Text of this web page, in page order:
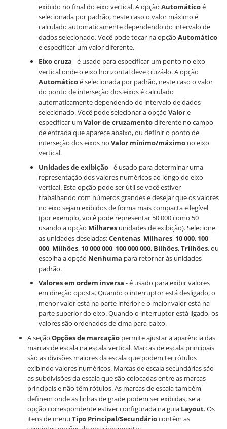
exibido no final do eixo vertical. A opção Automáticoé
selecionada por padrão, neste caso o valor máximo é
calculado automaticamente dependendo do intervalo de
dados selecionado. Você pode tocar na opção Automático
e especificar um valor diferente.
Eixo cruza - é usado para especificar um ponto no eixo
vertical onde o eixo horizontal deve cruzá-lo. A opção
Automáticoé selecionada por padrão, neste caso o valor
do ponto de interseção dos eixos é calculado
automaticamente dependendo do intervalo de dados
selecionado. Você pode selecionar a opção Valore
especificar um Valor de cruzamentodiferente no campo
de entrada que aparece abaixo, ou definir o ponto de
interseção dos eixos no Valor mínimo/máximo no eixo
vertical.
Unidades de exibição- é usado para determinar uma
representação dos valores numéricos ao longo do eixo
vertical. Esta opção pode ser útil se você estiver
trabalhando com números grandes e desejar que os valores
no eixo sejam exibidos de forma mais compacta e legível
(por exemplo, você pode representar 50 000 como 50
usando a opção Milhares unidades de exibição). Selecione
as unidades desejadas:Centenas, Milhares, 10 000, 100
000, Milhões, 10 000 000, 100 000 000, Bilhões,Trilhões, ou
escolha a opção Nenhuma para retornar às unidades
padrão.
Valores em ordem inversa - é usado para exibir valores
em direção oposta. Quando o interruptor está desligado, o
menor valor está na parte inferior e o maior valor está na
parte superior do eixo. Quando o interruptor está ligado, os
valores são ordenados de cima para baixo.
A seção Opções de marcação permite ajustar a aparência das
marcas de escala na escala vertical. Marcas de escala principais
são as divisões maiores da escala que podem ter rótulos
exibindo valores numéricos. Marcas de escala secundárias são
as subdivisões da escala que são colocadas entre as marcas
principais e não têm rótulos. As marcas de escala também
definem onde as linhas de grade podem ser exibidas, se a
opção correspondente estiver configurada na guia Layout. Os
itens de menu Tipo Principal/Secundáriocontêm as